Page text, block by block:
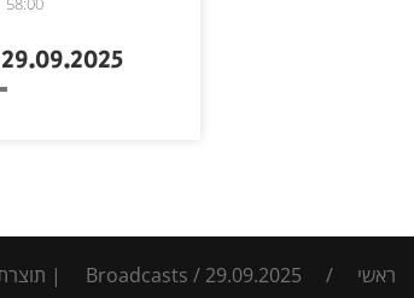
29.09.2025 | תוצרת הארץ
ראשי /
Broadcasts / 29.09.2025 | תוצרת הארץ